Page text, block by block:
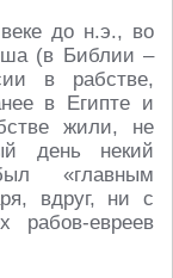
до н.э., во
(в Библии –
в рабстве,
в Египте и
жили, не
день некий
«главным
вдруг, ни с
евреев